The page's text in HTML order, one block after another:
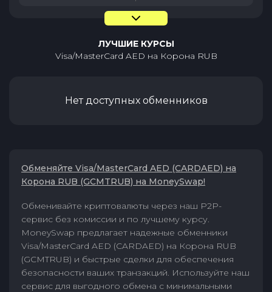
ЛУЧШИЕ КУРСЫ
Visa/MasterCard AED на Корона RUB
Нет доступных обменников
Обменяйте Visa/MasterCard AED (CARDAED) на
Корона RUB (GCMTRUB) на MoneySwap!
Обменивайте криптовалюты через наш P2P-
сервис без комиссии и по лучшему курсу.
MoneySwap предлагает надежные обменники
Visa/MasterCard AED (CARDAED) на Корона RUB
(GCMTRUB) и быстрые сделки для обеспечения
безопасности ваших транзакций. Используйте наш
сервис для выгодного обмена с минимальными